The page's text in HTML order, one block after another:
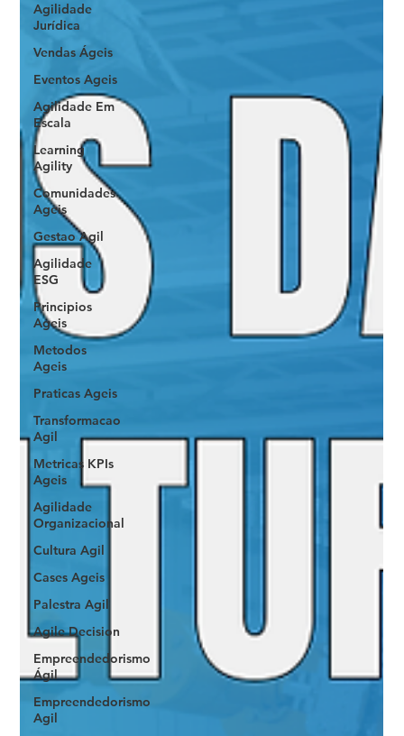
Agilidade
Jurídica
Vendas Ágeis
Eventos Ageis
Agilidade Em
Escala
Learning
Agility
Comunidades
Ageis
Gestao Agil
Agilidade
ESG
Principios
Ageis
Metodos
Ageis
Praticas Ageis
Transformacao
Agil
Metricas KPIs
Ageis
Agilidade
Organizacional
Cultura Agil
Cases Ageis
Palestra Agil
Agile Decision
Empreendedorismo
Ágil
Empreendedorismo
Agil